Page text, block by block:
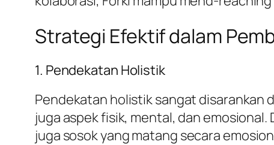
Strategi Efektif dalam
1. Pendekatan Holistik
Pendekatan holistik sangat disarankan
juga aspek fisik, mental, dan
juga sosok yang matang secara